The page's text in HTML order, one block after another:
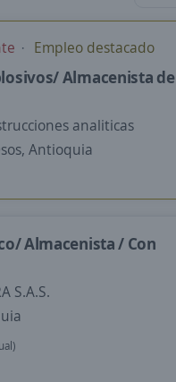
Empleo destacado
Almacenista de
analiticas
Antioquia
Almacenista / Con
S.A.S.